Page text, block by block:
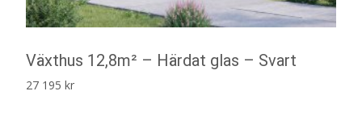
Växthus 12,8m² – Härdat glas – Svart
27 195 kr